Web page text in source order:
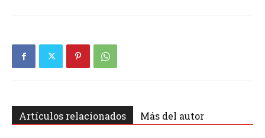
Artículos relacionados Más del autor